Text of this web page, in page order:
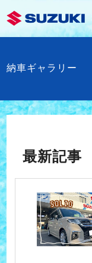
納車ギャラリー
最新記事